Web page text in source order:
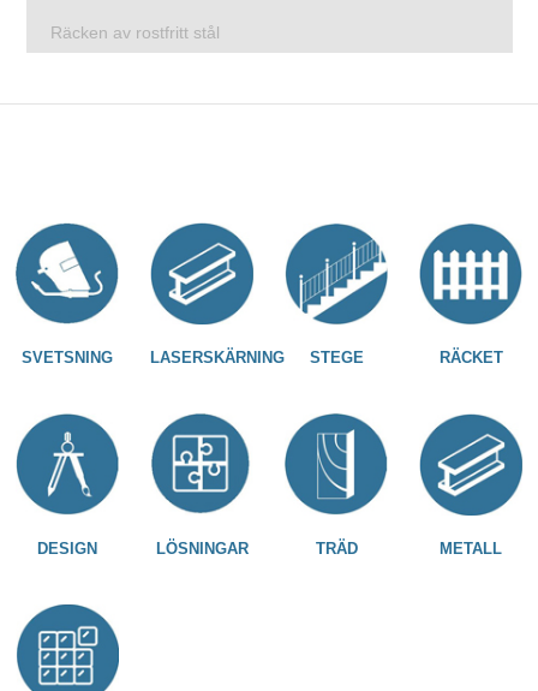
Räcken av rostfritt stål
SVETSNING LASERSKÄRNING STEGE RÄCKET
DESIGN LÖSNINGAR TRÄD METALL